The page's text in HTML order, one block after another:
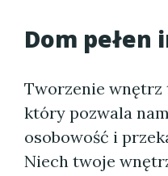
Dom pełen
Tworzenie wnętrz
który pozwala
osobowość i
Niech twoje